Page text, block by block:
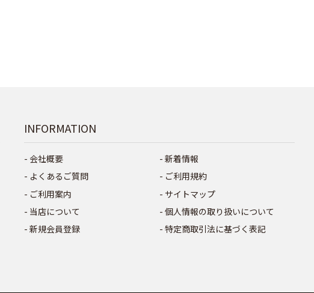
INFORMATION
会社概要
よくあるご質問
ご利用案内
当店について
新規会員登録
新着情報
ご利用規約
サイトマップ
個人情報の取り扱いについて
特定商取引法に基づく表記